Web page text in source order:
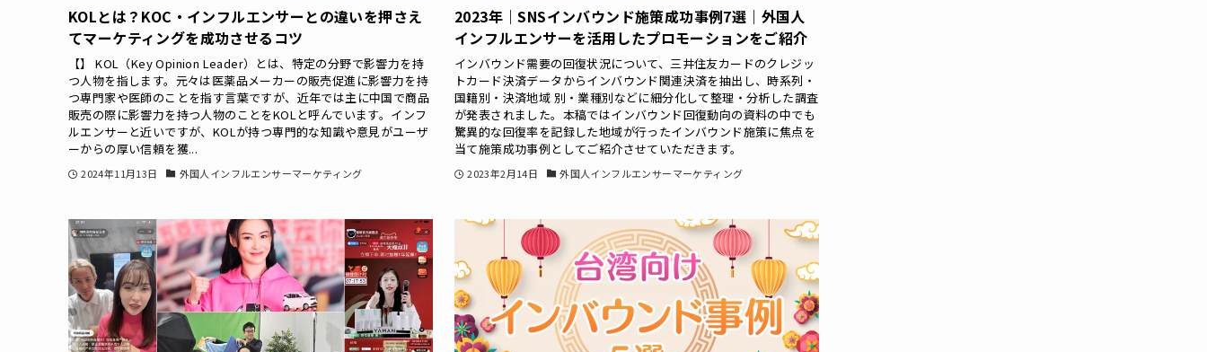
KOLとは？KOC・インフルエンサーとの違いを押さえ
てマーケティングを成功させるコツ
【】 KOL（Key Opinion Leader）とは、特定の分野で影響力を持
つ人物を指します。元々は医薬品メーカーの販売促進に影響力を持
つ専門家や医師のことを指す言葉ですが、近年では主に中国で商品
販売の際に影響力を持つ人物のことをKOLと呼んでいます。インフ
ルエンサーと近いですが、KOLが持つ専門的な知識や意見がユーザ
ーからの厚い信頼を獲...
2024年11月13日 外国人インフルエンサーマーケティング
2023年｜SNSインバウンド施策成功事例7選｜外国人
インフルエンサーを活用したプロモーションをご紹介
インバウンド需要の回復状況について、三井住友カードのクレジッ
トカード決済データからインバウンド関連決済を抽出し、時系列・
国籍別・決済地域 別・業種別などに細分化して整理・分析した調査
が発表されました。本稿ではインバウンド回復動向の資料の中でも
驚異的な回復率を記録した地域が行ったインバウンド施策に焦点を
当て施策成功事例としてご紹介させていただきます。
2023年2月14日 外国人インフルエンサーマーケティング